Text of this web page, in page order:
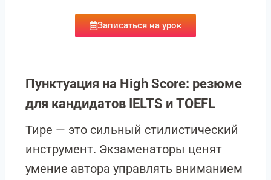
Записаться на урок
Пунктуация на High Score: резюме
для кандидатов IELTS и TOEFL
Тире — это сильный стилистический
инструмент. Экзаменаторы ценят
умение автора управлять вниманием